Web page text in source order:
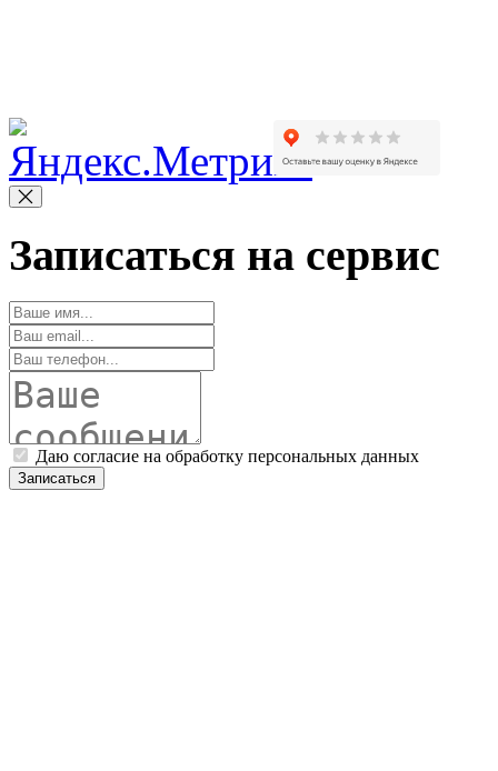
Записаться на сервис
Даю согласие на обработку персональных данных
Записаться